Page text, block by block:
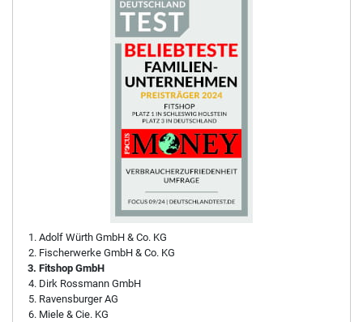
Adolf Würth GmbH & Co. KG
Fischerwerke GmbH & Co. KG
Fitshop GmbH
Dirk Rossmann GmbH
Ravensburger AG
Miele & Cie. KG